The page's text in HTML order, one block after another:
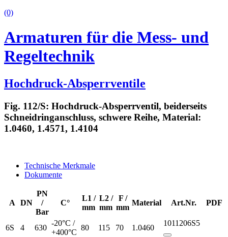
(0)
Armaturen für die Mess- und
Regeltechnik
Hochdruck-Absperrventile
Fig. 112/S: Hochdruck-Absperrventil, beiderseits
Schneidringanschluss, schwere Reihe, Material:
1.0460, 1.4571, 1.4104
Technische Merkmale
Dokumente
A DN
PN
/
Bar
C°
L1 /
mm
L2 /
mm
F /
mm
Material Art.Nr. PDF
6S 4 630
-20°C /
+400°C
80 115 70 1.0460
1011206S5